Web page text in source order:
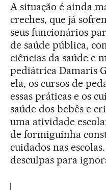
A situação é ainda
creches, que já
seus funcionários
de saúde pública,
ciências da saúde e
pediátrica Damaris
ela, os cursos de
essas práticas e os
saúde dos bebês e
uma atividade
de formiguinha
cuidados nas
desculpas para